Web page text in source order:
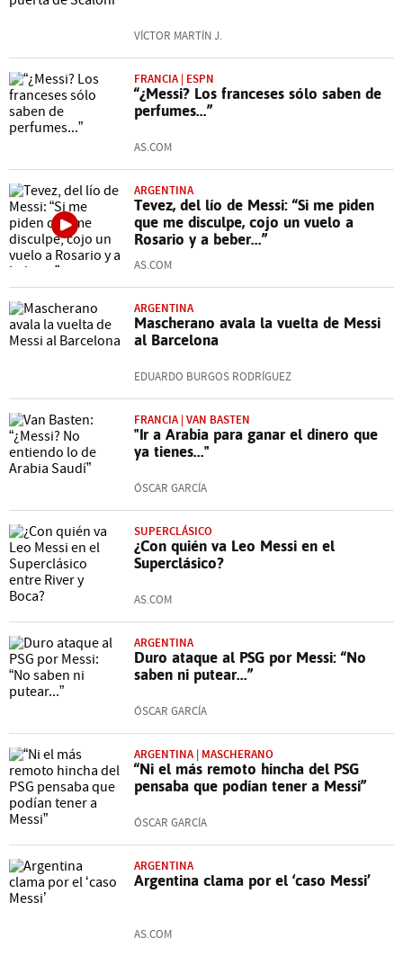
VÍCTOR MARTÍN J.
FRANCIA | ESPN
“¿Messi? Los franceses sólo saben de
perfumes...”
AS.COM
ARGENTINA
Tevez, del lío de Messi: “Si me piden
que me disculpe, cojo un vuelo a
Rosario y a beber...”
AS.COM
ARGENTINA
Mascherano avala la vuelta de Messi
al Barcelona
EDUARDO BURGOS RODRÍGUEZ
FRANCIA | VAN BASTEN
"Ir a Arabia para ganar el dinero que
ya tienes..."
ÓSCAR GARCÍA
SUPERCLÁSICO
¿Con quién va Leo Messi en el
Superclásico?
AS.COM
ARGENTINA
Duro ataque al PSG por Messi: “No
saben ni putear...”
ÓSCAR GARCÍA
ARGENTINA | MASCHERANO
“Ni el más remoto hincha del PSG
pensaba que podían tener a Messi”
ÓSCAR GARCÍA
ARGENTINA
Argentina clama por el ‘caso Messi’
AS.COM